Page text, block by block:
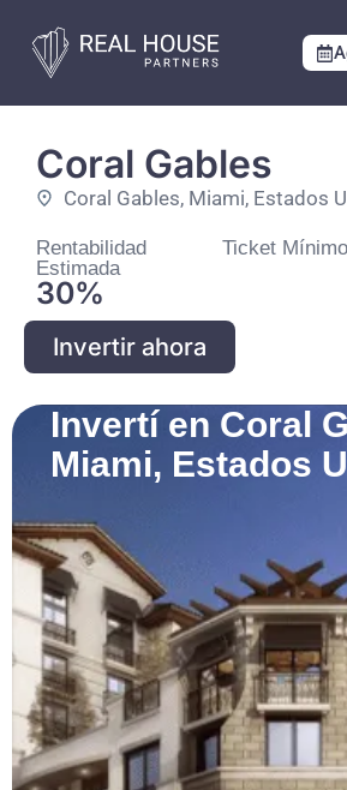
Coral Gables
Coral Gables, Miami, Estados
Rentabilidad
Estimada
30%
Ticket Mínimo
Invertir ahora
Invertí en Coral
Miami, Estados